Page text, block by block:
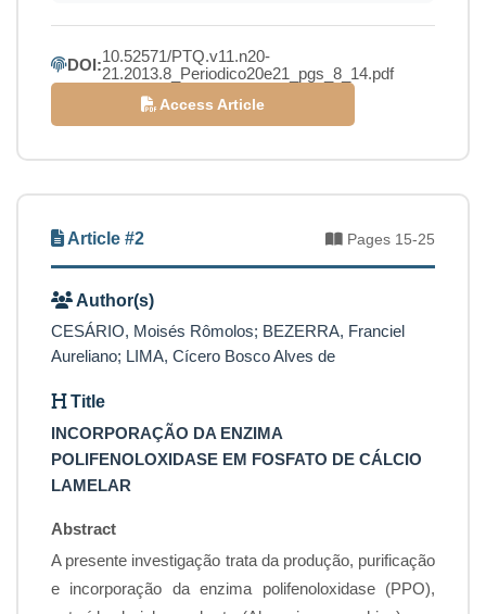
DOI:10.52571/PTQ.v11.n20-
21.2013.8_Periodico20e21_pgs_8_14.pdf
Access Article
Article #2 Pages 15-25
Author(s)
CESÁRIO, Moisés Rômolos; BEZERRA, Franciel
Aureliano; LIMA, Cícero Bosco Alves de
Title
INCORPORAÇÃO DA ENZIMA
POLIFENOLOXIDASE EM FOSFATO DE CÁLCIO
LAMELAR
Abstract
A presente investigação trata da produção, purificação
e incorporação da enzima polifenoloxidase (PPO),